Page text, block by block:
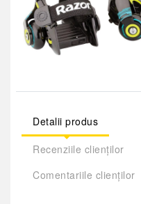
Detalii produs
Recenziile clienților
Comentariile clienților